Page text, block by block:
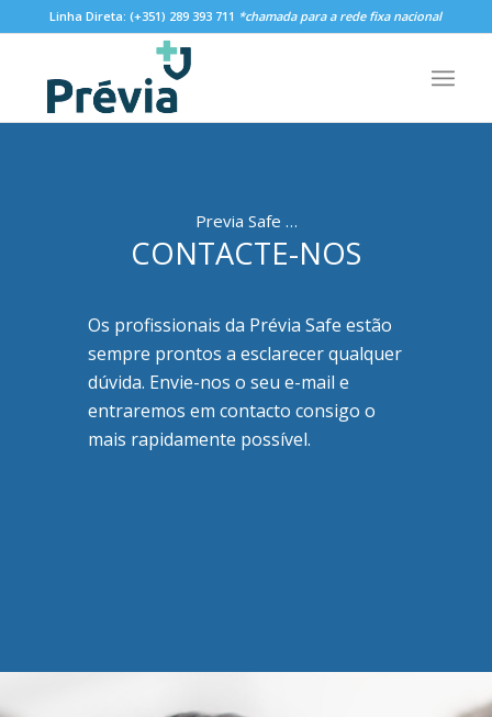
Linha Direta:(+351) 289 393 711 *chamada para a rede fixa nacional
Previa Safe …
CONTACTE-NOS
Os profissionais da Prévia Safe estão
sempre prontos a esclarecer qualquer
dúvida. Envie-nos o seu e-mail e
entraremos em contacto consigo o
mais rapidamente possível.